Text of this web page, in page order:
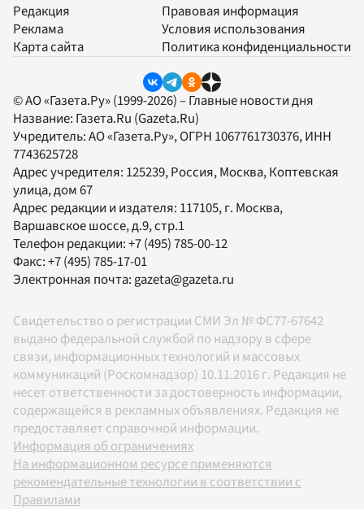
Редакция
Реклама
Карта сайта
Правовая информация
Условия использования
Политика конфиденциальности
© АО «Газета.Ру» (1999-2026) – Главные новости дня
Название: Газета.Ru (Gazeta.Ru)
Учредитель:АО «Газета.Ру», ОГРН 1067761730376, ИНН
7743625728
Адрес учредителя: 125239, Россия, Москва, Коптевская
улица, дом 67
Адрес редакции и издателя: 117105, г. Москва,
Варшавское шоссе, д.9, стр.1
Телефон редакции:+7 (495) 785-00-12
Факс:+7 (495) 785-17-01
Электронная почта:gazeta@gazeta.ru
Свидетельство о регистрации СМИ Эл № ФС77-67642
выдано федеральной службой по надзору в сфере
связи, информационных технологий и массовых
коммуникаций (Роскомнадзор) 10.11.2016 г. Редакция не
несет ответственности за достоверность информации,
содержащейся в рекламных объявлениях. Редакция не
предоставляет справочной информации.
Информация об ограничениях
На информационном ресурсе применяются
рекомендательные технологии в соответствии с
Правилами